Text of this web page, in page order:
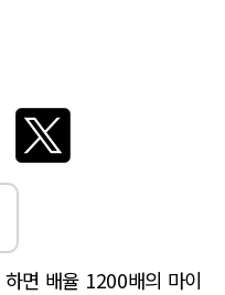
면 배율 1200배의 마이